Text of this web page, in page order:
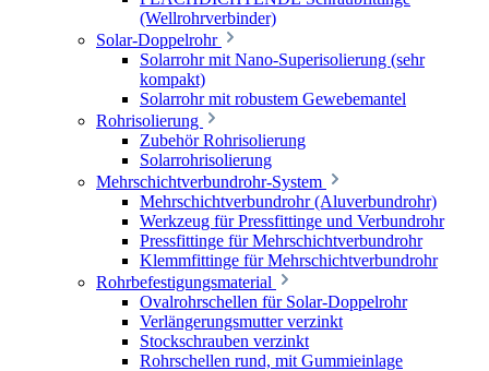
(Wellrohrverbinder)
Solar-Doppelrohr
Solarrohr mit Nano-Superisolierung (sehr
kompakt)
Solarrohr mit robustem Gewebemantel
Rohrisolierung
Zubehör Rohrisolierung
Solarrohrisolierung
Mehrschichtverbundrohr-System
Mehrschichtverbundrohr (Aluverbundrohr)
Werkzeug für Pressfittinge und Verbundrohr
Pressfittinge für Mehrschichtverbundrohr
Klemmfittinge für Mehrschichtverbundrohr
Rohrbefestigungsmaterial
Ovalrohrschellen für Solar-Doppelrohr
Verlängerungsmutter verzinkt
Stockschrauben verzinkt
Rohrschellen rund, mit Gummieinlage